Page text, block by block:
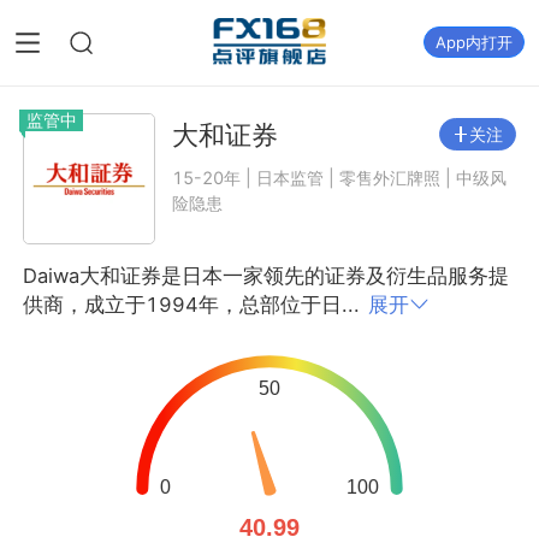
App内打开
监管中 大和证券 关注
15-20年 | 日本监管 | 零售外汇牌照 | 中级风
险隐患
Daiwa大和证券是日本一家领先的证券及衍生品服务提
供商，成立于1994年，总部位于日... 展开